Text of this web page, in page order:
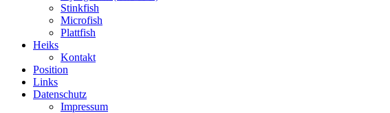
Stinkfish
Microfish
Plattfish
Heiks
Kontakt
Position
Links
Datenschutz
Impressum